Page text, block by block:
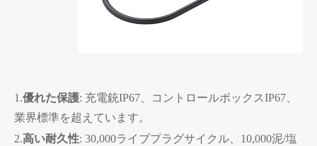
1.優れた保護: 充電銃IP67、コントロールボックスIP67、
業界標準を超えています。
2.高い耐久性: 30,000ライブプラグサイクル、10,000泥/塩